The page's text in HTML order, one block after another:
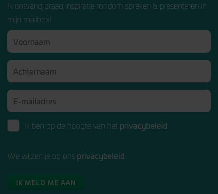
Ik ontvang graag inspiratie rondom spreken & presenteren in
mijn mailbox!
Ik ben op de hoogte van het privacybeleid.
We wijzen je op ons privacybeleid.
IK MELD ME AAN